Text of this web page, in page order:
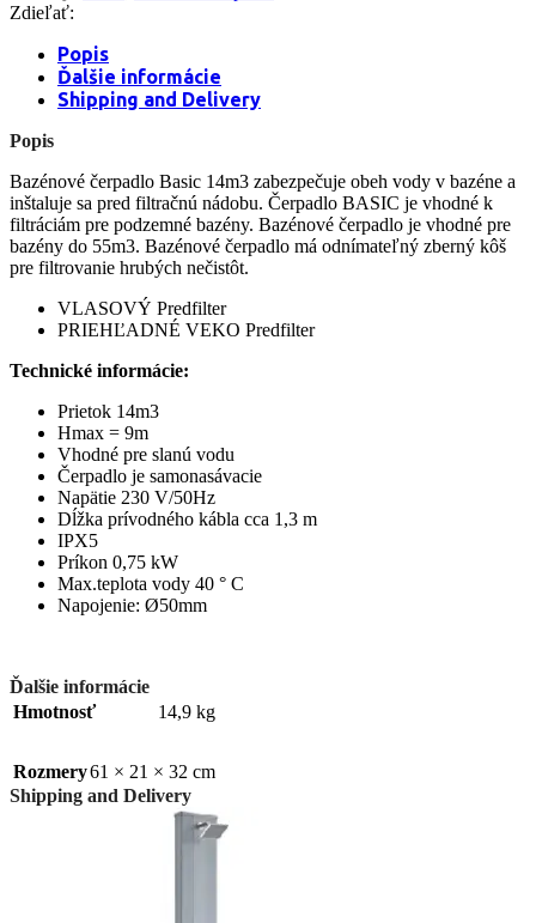
Zdieľať:
Popis
Ďalšie informácie
Shipping and Delivery
Popis
Bazénové čerpadlo Basic 14m3 zabezpečuje obeh vody v bazéne a
inštaluje sa pred filtračnú nádobu. Čerpadlo BASIC je vhodné k
filtráciám pre podzemné bazény. Bazénové čerpadlo je vhodné pre
bazény do 55m3. Bazénové čerpadlo má odnímateľný zberný kôš
pre filtrovanie hrubých nečistôt.
VLASOVÝ Predfilter
PRIEHĽADNÉ VEKO Predfilter
Technické informácie:
Prietok 14m3
Hmax = 9m
Vhodné pre slanú vodu
Čerpadlo je samonasávacie
Napätie 230 V/50Hz
Dĺžka prívodného kábla cca 1,3 m
IPX5
Príkon 0,75 kW
Max.teplota vody 40 ° C
Napojenie: Ø50mm
Ďalšie informácie
Hmotnosť
14,9 kg
Rozmery61 × 21 × 32 cm
Shipping and Delivery